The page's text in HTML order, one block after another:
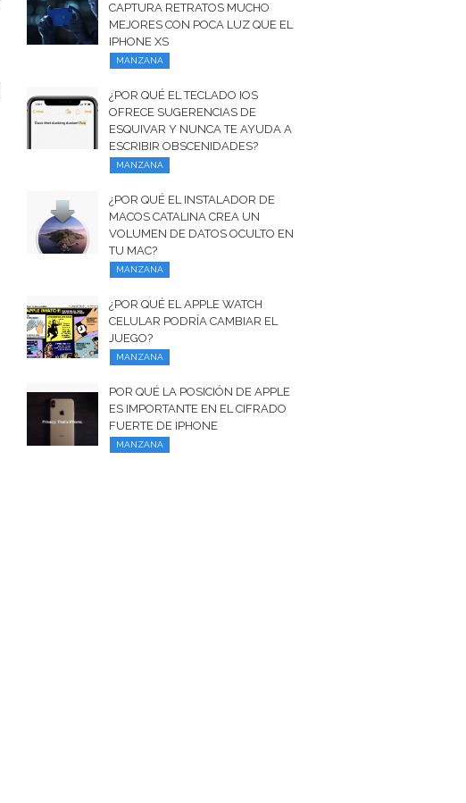
CAPTURA RETRATOS MUCHO
MEJORES CON POCA LUZ QUE EL
IPHONE XS
MANZANA
¿POR QUÉ EL TECLADO IOS
OFRECE SUGERENCIAS DE
ESQUIVAR Y NUNCA TE AYUDA A
ESCRIBIR OBSCENIDADES?
MANZANA
¿POR QUÉ EL INSTALADOR DE
MACOS CATALINA CREA UN
VOLUMEN DE DATOS OCULTO EN
TU MAC?
MANZANA
¿POR QUÉ EL APPLE WATCH
CELULAR PODRÍA CAMBIAR EL
JUEGO?
MANZANA
POR QUÉ LA POSICIÓN DE APPLE
ES IMPORTANTE EN EL CIFRADO
FUERTE DE IPHONE
MANZANA